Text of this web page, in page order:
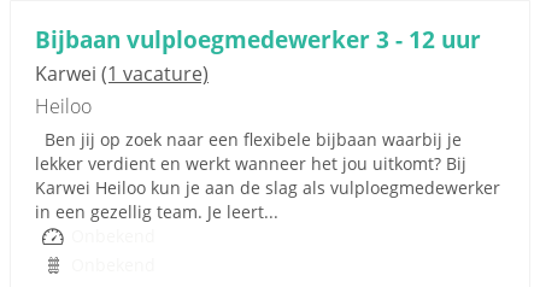
Bijbaan vulploegmedewerker 3 - 12 uur
Karwei (1 vacature)
Heiloo
Ben jij op zoek naar een flexibele bijbaan waarbij je
lekker verdient en werkt wanneer het jou uitkomt? Bij
Karwei Heiloo kun je aan de slag als vulploegmedewerker
in een gezellig team. Je leert...